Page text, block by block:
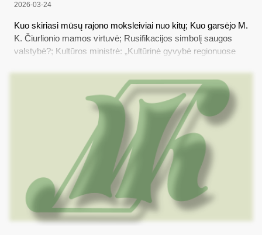
2026-03-24
Kuo skiriasi mūsų rajono moksleiviai nuo kitų; Kuo garsėjo M.
K. Čiurlionio mamos virtuvė; Rusifikacijos simbolį saugos
valstybė?; Kultūros ministrė: „Kultūrinė gyvybė regionuose
pamatas“; Kiek tarptautinėms pajėgoms priskirtų Lietuvos
karių dalyvaus tarptautinėse operacijose šiais ir kitais metais